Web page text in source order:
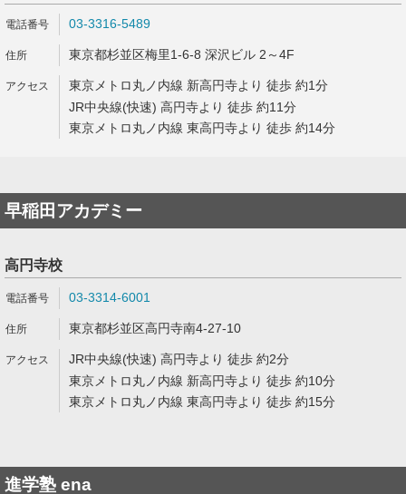
03-3316-5489
東京都杉並区梅里1-6-8 深沢ビル 2～4F
東京メトロ丸ノ内線 新高円寺より 徒歩 約1分
JR中央線(快速) 高円寺より 徒歩 約11分
東京メトロ丸ノ内線 東高円寺より 徒歩 約14分
早稲田アカデミー
高円寺校
03-3314-6001
東京都杉並区高円寺南4-27-10
JR中央線(快速) 高円寺より 徒歩 約2分
東京メトロ丸ノ内線 新高円寺より 徒歩 約10分
東京メトロ丸ノ内線 東高円寺より 徒歩 約15分
進学塾 ena